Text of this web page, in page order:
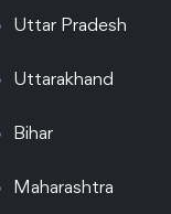
Uttar Pradesh
Uttarakhand
Bihar
Maharashtra